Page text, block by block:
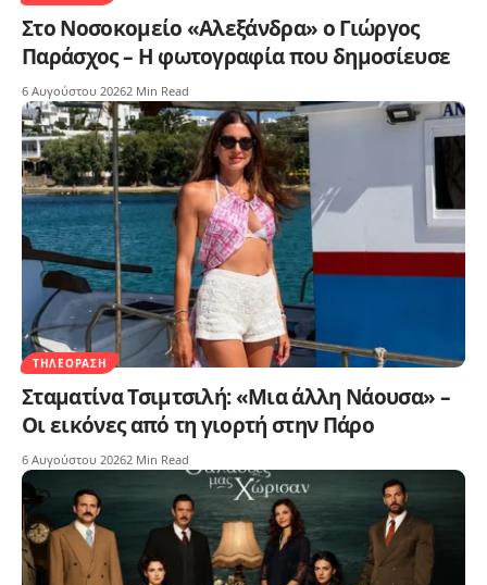
Στο Νοσοκομείο «Αλεξάνδρα» ο Γιώργος
Παράσχος – Η φωτογραφία που δημοσίευσε
6 Αυγούστου 20262 Min Read
ΤΗΛΕΌΡΑΣΗ
Σταματίνα Τσιμτσιλή: «Μια άλλη Νάουσα» –
Οι εικόνες από τη γιορτή στην Πάρο
6 Αυγούστου 20262 Min Read